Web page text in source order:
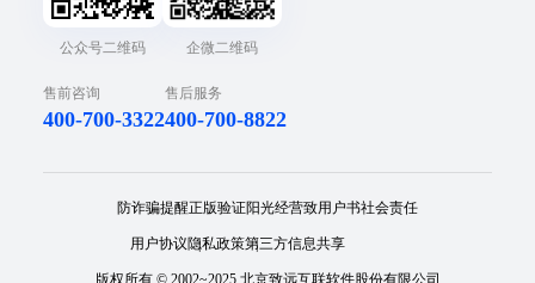
公众号二维码 企微二维码
售前咨询
400-700-3322
售后服务
400-700-8822
防诈骗提醒正版验证阳光经营致用户书社会责任
用户协议隐私政策第三方信息共享
版权所有 © 2002~2025 北京致远互联软件股份有限公司